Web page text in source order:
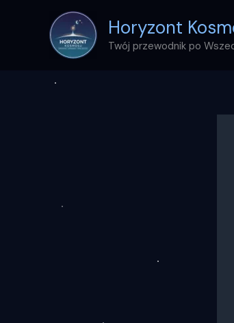
Horyzont
Twój przewodnik po